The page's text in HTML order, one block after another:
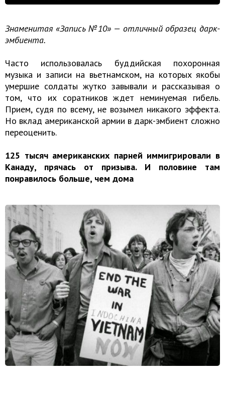
Знаменитая «Запись №10» — отличный образец дарк-
эмбиента.
Часто использовалась буддийская похоронная
музыка и записи на вьетнамском, на которых якобы
умершие солдаты жутко завывали и рассказывая о
том, что их соратников ждет неминуемая гибель.
Прием, судя по всему, не возымел никакого эффекта.
Но вклад американской армии в дарк-эмбиент сложно
переоценить.
125 тысяч американских парней иммигрировали в
Канаду, прячась от призыва. И половине там
понравилось больше, чем дома